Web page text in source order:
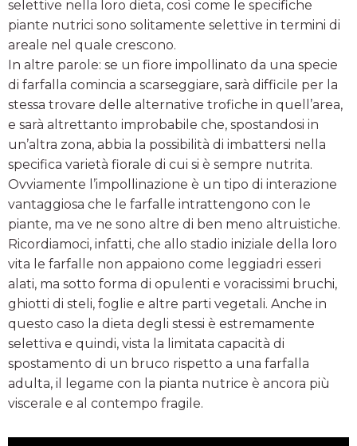
selettive nella loro dieta, così come le specifiche
piante nutrici sono solitamente selettive in termini di
areale nel quale crescono.
In altre parole: se un fiore impollinato da una specie
di farfalla comincia a scarseggiare, sarà difficile per la
stessa trovare delle alternative trofiche in quell’area,
e sarà altrettanto improbabile che, spostandosi in
un’altra zona, abbia la possibilità di imbattersi nella
specifica varietà fiorale di cui si è sempre nutrita.
Ovviamente l’impollinazione è un tipo di interazione
vantaggiosa che le farfalle intrattengono con le
piante, ma ve ne sono altre di ben meno altruistiche.
Ricordiamoci, infatti, che allo stadio iniziale della loro
vita le farfalle non appaiono come leggiadri esseri
alati, ma sotto forma di opulenti e voracissimi bruchi,
ghiotti di steli, foglie e altre parti vegetali. Anche in
questo caso la dieta degli stessi è estremamente
selettiva e quindi, vista la limitata capacità di
spostamento di un bruco rispetto a una farfalla
adulta, il legame con la pianta nutrice è ancora più
viscerale e al contempo fragile.